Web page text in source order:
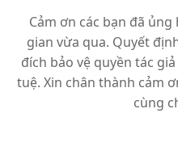
Cảm ơn các bạn đã
gian vừa qua. Quyết
đích bảo vệ quyền tác
tuệ. Xin chân thành cảm
cùng